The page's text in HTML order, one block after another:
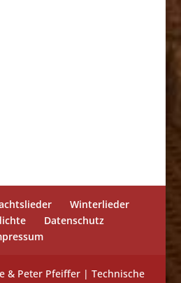
Winterlieder
Datenschutz
& Peter Pfeiffer | Technische